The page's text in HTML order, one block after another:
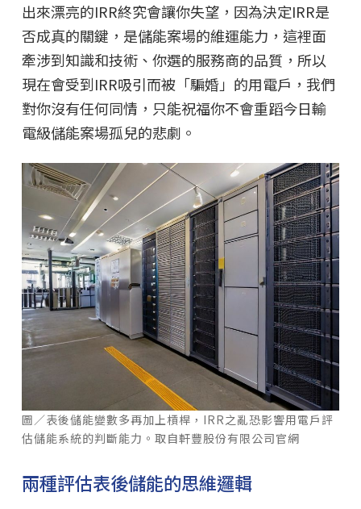
出來漂亮的IRR終究會讓你失望，因為決定IRR是
否成真的關鍵，是儲能案場的維運能力，這裡面
牽涉到知識和技術、你選的服務商的品質，所以
現在會受到IRR吸引而被「騙婚」的用電戶，我們
對你沒有任何同情，只能祝福你不會重蹈今日輸
電級儲能案場孤兒的悲劇。
圖／表後儲能變數多再加上槓桿，IRR之亂恐影響用電戶評
估儲能系統的判斷能力。取自軒豐股份有限公司官網
兩種評估表後儲能的思維邏輯